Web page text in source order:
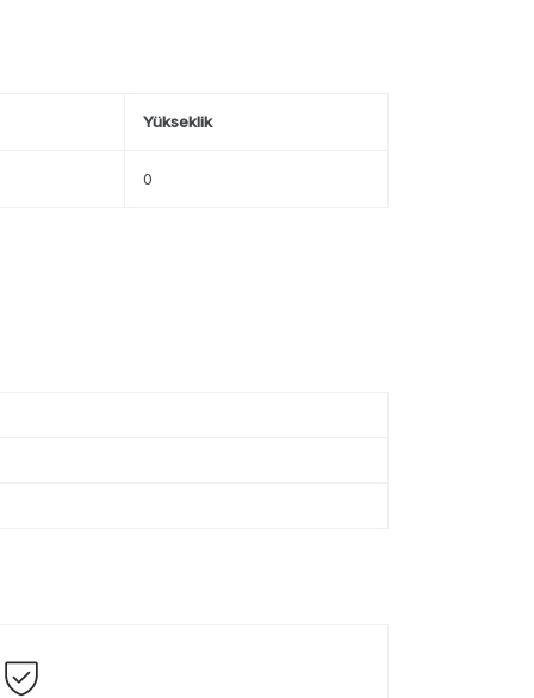
Yükseklik
0